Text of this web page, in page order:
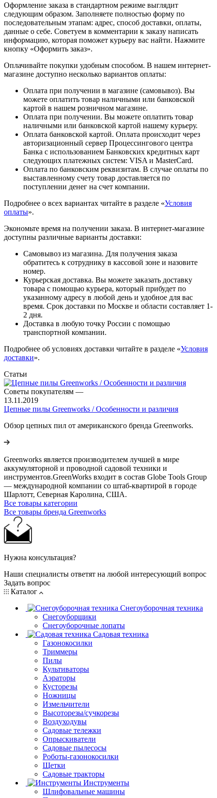
Оформление заказа в стандартном режиме выглядит
следующим образом. Заполняете полностью форму по
последовательным этапам: адрес, способ доставки, оплаты,
данные о себе. Советуем в комментарии к заказу написать
информацию, которая поможет курьеру вас найти. Нажмите
кнопку «Оформить заказ».
Оплачивайте покупки удобным способом. В нашем интернет-
магазине доступно несколько вариантов оплаты:
Оплата при получении в магазине (самовывоз). Вы
можете оплатить товар наличными или банковской
картой в нашем розничном магазине.
Оплата при получении. Вы можете оплатить товар
наличными или банковской картой нашему курьеру.
Оплата банковской картой. Оплата происходит через
авторизационный сервер Процессингового центра
Банка с использованием Банковских кредитных карт
следующих платежных систем: VISA и MasterCard.
Оплата по банковским реквизитам. В случае оплаты по
выставленному счету товар доставляется по
поступлении денег на счет компании.
Подробнее о всех вариантах читайте в разделе «Условия
оплаты».
Экономьте время на получении заказа. В интернет-магазине
доступны различные варианты доставки:
Самовывоз из магазина. Для получения заказа
обратитесь к сотруднику в кассовой зоне и назовите
номер.
Курьерская доставка. Вы можете заказать доставку
товара с помощью курьера, который прибудет по
указанному адресу в любой день и удобное для вас
время. Срок доставки по Москве и области составляет 1-
2 дня.
Доставка в любую точку России с помощью
транспортной компании.
Подробнее об условиях доставки читайте в разделе «Условия
доставки».
Статьи
Советы покупателям —
13.11.2019
Цепные пилы Greenworks / Особенности и различия
Обзор цепных пил от американского бренда Greenworks.
Greenworks является производителем лучшей в мире
аккумуляторной и проводной садовой техники и
инструментов.GreenWorks входит в состав Globe Tools Group
— международной компании со штаб-квартирой в городе
Шарлотт, Северная Каролина, США.
Все товары категории
Все товары бренда Greenworks
Нужна консультация?
Наши специалисты ответят на любой интересующий вопрос
Задать вопрос
Каталог
Снегоуборочная техника
Снегоуборщики
Снегоуборочные лопаты
Садовая техника
Газонокосилки
Триммеры
Пилы
Культиваторы
Аэраторы
Кусторезы
Ножницы
Измельчители
Высоторезы/сучкорезы
Воздуходувы
Садовые тележки
Опрыскиватели
Садовые пылесосы
Роботы-газонокосилки
Щетки
Садовые тракторы
Инструменты
Шлифовальные машины